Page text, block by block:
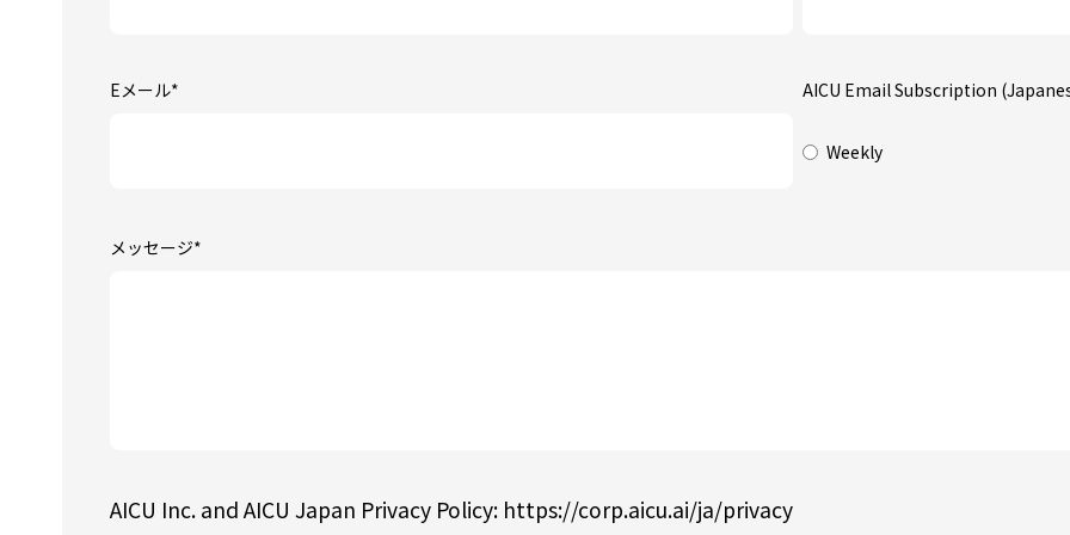
Eメール* AICU Email Subscription
Weekly
メッセージ*
AICU Inc. and AICU Japan Privacy Policy: https://corp.aicu.ai/ja/privacy